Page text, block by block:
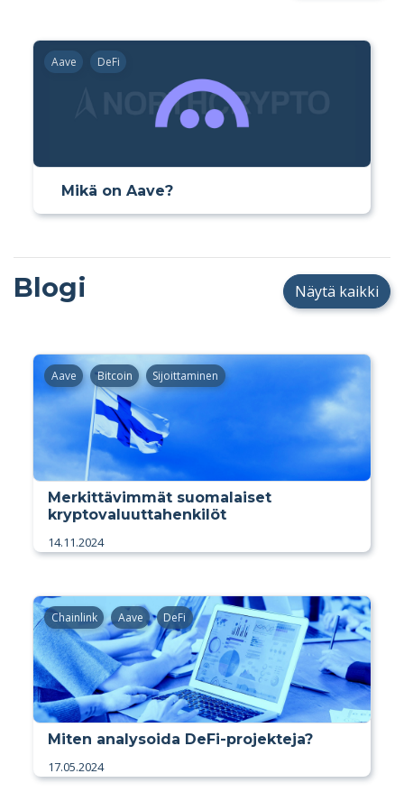
Aave DeFi
Mikä on Aave?
Blogi Näytä kaikki
Aave Bitcoin Sijoittaminen
Merkittävimmät suomalaiset
kryptovaluuttahenkilöt
14.11.2024
Chainlink Aave DeFi
Miten analysoida DeFi-projekteja?
17.05.2024